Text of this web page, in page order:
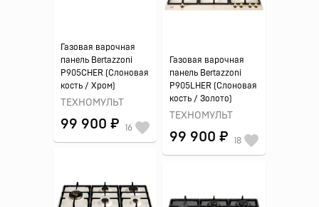
Газовая варочная
панель Bertazzoni
P905CHER (Слоновая
кость / Хром)
ТЕХНОМУЛЬТ
99 900 ₽ 16
Газовая варочная
панель Bertazzoni
P905LHER (Слоновая
кость / Золото)
ТЕХНОМУЛЬТ
99 900 ₽ 18